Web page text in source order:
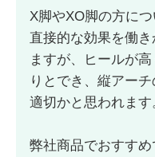
X脚やXO脚の方に
直接的な効果を働
ますが、ヒールが
りとでき、縦アー
適切かと思われます
弊社商品でおすす